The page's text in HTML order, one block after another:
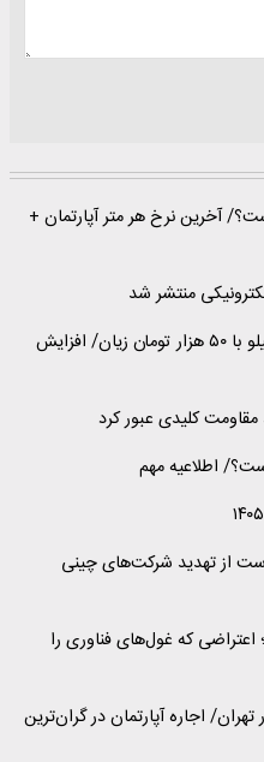
آخرین نرخ هر متر آپارتمان +
منتشر شد
هشدار درباره بازار مرغ؛ فروش هر کیلو با ۵۰ هزار تومان زیان/ افزایش
اطلاعیه مهم
از تهدید شرکت‌های چینی
که غول‌های فناوری را
اجاره آپارتمان در گران‌ترین